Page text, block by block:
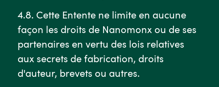
4.8. Cette Entente ne limite en aucune
façon les droits de Nanomonx ou de ses
partenaires en vertu des lois relatives
aux secrets de fabrication, droits
d'auteur, brevets ou autres.